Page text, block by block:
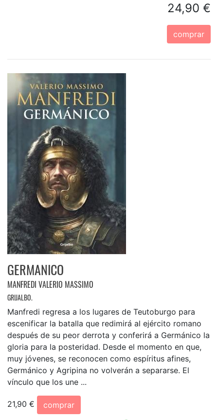
24,90 €
comprar
GERMANICO
MANFREDI VALERIO MASSIMO
GRIJALBO.
Manfredi regresa a los lugares de Teutoburgo para
escenificar la batalla que redimirá al ejército romano
después de su peor derrota y conferirá a Germánico la
gloria para la posteridad. Desde el momento en que,
muy jóvenes, se reconocen como espíritus afines,
Germánico y Agripina no volverán a separarse. El
vínculo que los une ...
21,90 €
comprar